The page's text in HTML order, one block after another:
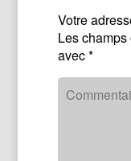
Votre
Les
avec*